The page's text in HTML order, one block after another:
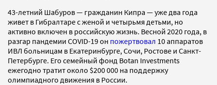
43-летний Шабуров — гражданин Кипра — уже два года
живет в Гибралтаре с женой и четырьмя детьми, но
активно включен в российскую жизнь. Весной 2020 года, в
разгар пандемии COVID-19 он пожертвовал 10 аппаратов
ИВЛ больницам в Екатеринбурге, Сочи, Ростове и Санкт-
Петербурге. Его семейный фонд Botan Investments
ежегодно тратит около $200 000 на поддержку
олимпиадного движения в России.